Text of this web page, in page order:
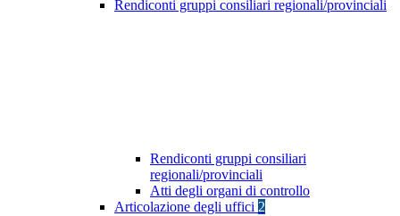
Rendiconti gruppi consiliari regionali/provinciali
Rendiconti gruppi consiliari
regionali/provinciali
Atti degli organi di controllo
Articolazione degli uffici 2